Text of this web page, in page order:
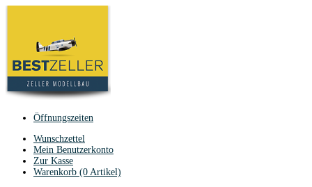
Öffnungszeiten
Wunschzettel
Mein Benutzerkonto
Zur Kasse
Warenkorb (0 Artikel)